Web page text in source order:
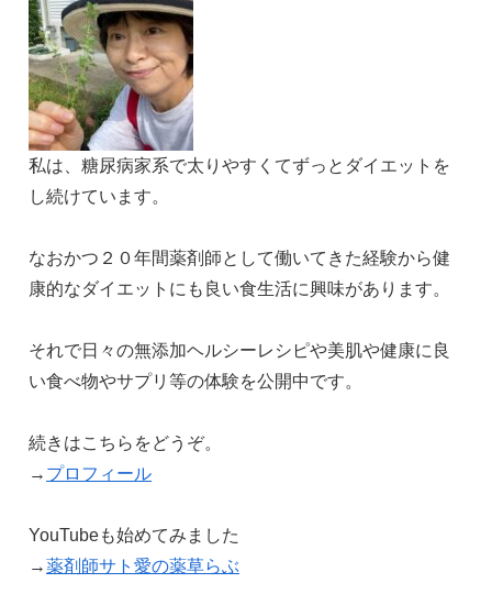
私は、糖尿病家系で太りやすくてずっとダイエットを
し続けています。
なおかつ２０年間薬剤師として働いてきた経験から健
康的なダイエットにも良い食生活に興味があります。
それで日々の無添加ヘルシーレシピや美肌や健康に良
い食べ物やサプリ等の体験を公開中です。
続きはこちらをどうぞ。
→ プロフィール
YouTubeも始めてみました
→薬剤師サト愛の薬草らぶ